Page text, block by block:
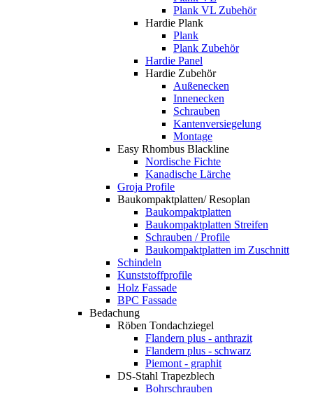
Plank VL Zubehör
Hardie Plank
Plank
Plank Zubehör
Hardie Panel
Hardie Zubehör
Außenecken
Innenecken
Schrauben
Kantenversiegelung
Montage
Easy Rhombus Blackline
Nordische Fichte
Kanadische Lärche
Groja Profile
Baukompaktplatten/ Resoplan
Baukompaktplatten
Baukompaktplatten Streifen
Schrauben / Profile
Baukompaktplatten im Zuschnitt
Schindeln
Kunststoffprofile
Holz Fassade
BPC Fassade
Bedachung
Röben Tondachziegel
Flandern plus - anthrazit
Flandern plus - schwarz
Piemont - graphit
DS-Stahl Trapezblech
Bohrschrauben